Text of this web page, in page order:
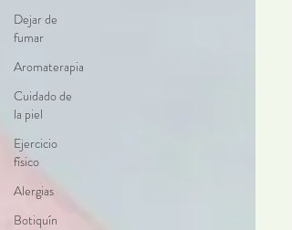
Dejar de
fumar
Aromaterapia
Cuidado de
la piel
Ejercicio
físico
Alergias
Botiquín